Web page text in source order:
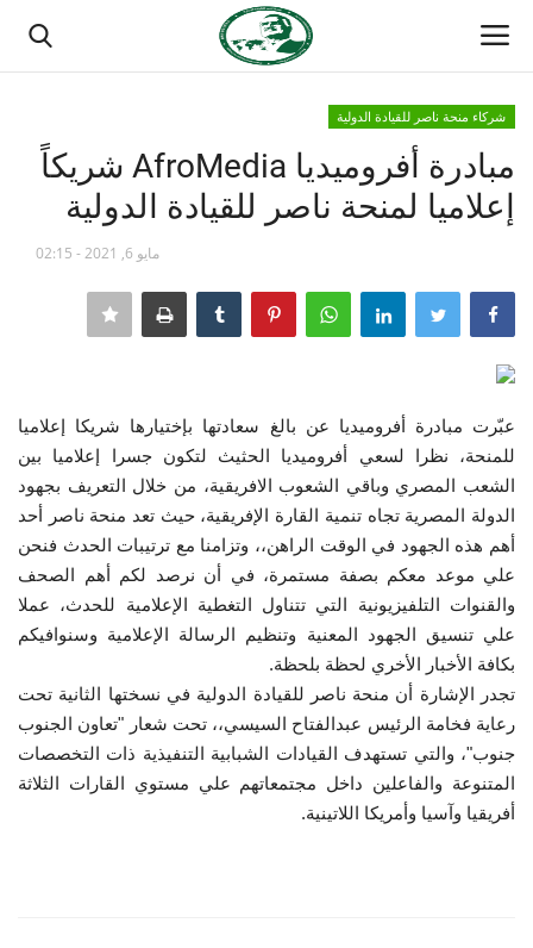
تسجيل الدخول
الصفحة الرئيسية
منتدى ناصر الدولي
مصر
فريق العمل
إرث جمال عبدالناصر
أخبار
شروط وأحكام منحة ناصر للقيادة الدولية
منحة ناصر للقيادة الدولية
مرجعياتنا
شركاء منحة ناصر للقيادة الدولية
مبادرة أفروميديا AfroMedia شريكاً
إعلاميا لمنحة ناصر للقيادة الدولية
مايو 6, 2021 - 02:15
عبّرت مبادرة أفروميديا عن بالغ سعادتها بإختيارها شريكا إعلاميا
للمنحة، نظرا لسعي أفروميديا الحثيث لتكون جسرا إعلاميا بين
الشعب المصري وباقي الشعوب الافريقية، من خلال التعريف بجهود
الدولة المصرية تجاه تنمية القارة الإفريقية، حيث تعد منحة ناصر أحد
أهم هذه الجهود في الوقت الراهن،، وتزامنا مع ترتيبات الحدث فنحن
علي موعد معكم بصفة مستمرة، في أن نرصد لكم أهم الصحف
والقنوات التلفيزيونية التي تتناول التغطية الإعلامية للحدث، عملا
علي تنسيق الجهود المعنية وتنظيم الرسالة الإعلامية وسنوافيكم
بكافة الأخبار الأخري لحظة بلحظة.
تجدر الإشارة أن منحة ناصر للقيادة الدولية في نسختها الثانية تحت
رعاية فخامة الرئيس عبدالفتاح السيسي،، تحت شعار "تعاون الجنوب
جنوب"، والتي تستهدف القيادات الشبابية التنفيذية ذات التخصصات
المتنوعة والفاعلين داخل مجتمعاتهم علي مستوي القارات الثلاثة
أفريقيا وآسيا وأمريكا اللاتينية.